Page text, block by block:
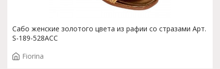
Сабо женские золотого цвета из рафии со стразами Арт.
S-189-528ACC
Fiorina